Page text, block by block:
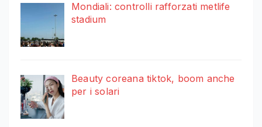
Mondiali: controlli rafforzati metlife
stadium
Beauty coreana tiktok, boom anche
per i solari